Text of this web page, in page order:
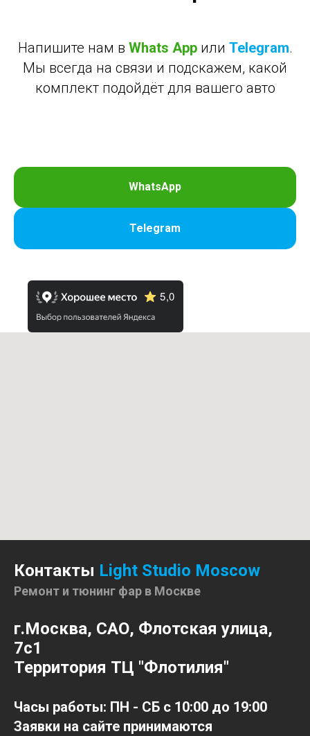
Напишите нам в Whats Appили Telegram.
Мы всегда на связи и подскажем, какой
комплект подойдёт для вашего авто
WhatsApp
Telegram
Контакты Light Studio Moscow
Ремонт и тюнинг фар в Москве
г.Москва, САО, Флотская улица,
7с1
Территория ТЦ "Флотилия"
Часы работы: ПН - СБ с 10:00 до 19:00
Заявки на сайте принимаются